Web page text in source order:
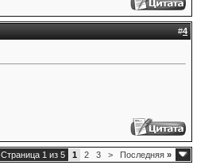
#4
Страница 1 из 5 1 2 3 > Последняя »